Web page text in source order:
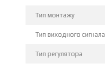
Тип монтажу
Тип виходного сигнала
Тип регулятора